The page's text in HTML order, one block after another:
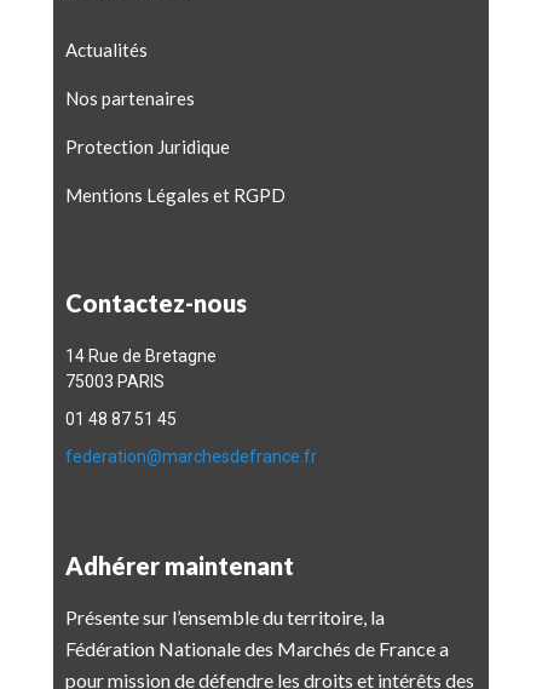
Actualités
Nos partenaires
Protection Juridique
Mentions Légales et RGPD
Contactez-nous
14 Rue de Bretagne
75003 PARIS
01 48 87 51 45
federation@marchesdefrance.fr
Adhérer maintenant
Présente sur l’ensemble du territoire, la
Fédération Nationale des Marchés de France a
pour mission de défendre les droits et intérêts des